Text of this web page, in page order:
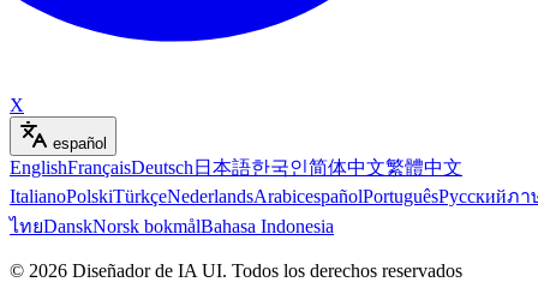
X
español
EnglishFrançaisDeutsch 日本語한국인简体中文繁體中文
ItalianoPolskiTürkçeNederlandsArabicespañolPortuguêsРусскийภา
ไทยDanskNorsk bokmålBahasa Indonesia
© 2026 Diseñador de IA UI. Todos los derechos reservados